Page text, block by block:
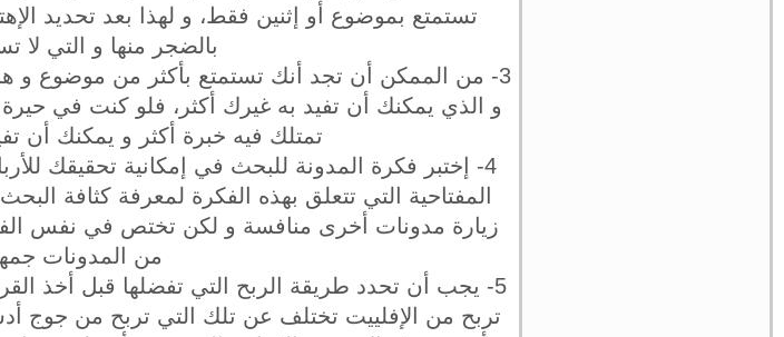
تستمتع بموضوع أو إثنين فقط، و لهذا بعد تحديد
بالضجر منها و التي لا
3- من الممكن أن تجد أنك تستمتع بأكثر من موضوع و
و الذي يمكنك أن تفيد به غيرك أكثر، فلو كنت في
تمتلك فيه خبرة أكثر و يمكنك أن
4- إختبر فكرة المدونة للبحث في إمكانية تحقيقك
المفتاحية التي تتعلق بهذه الفكرة لمعرفة كثافة
زيارة مدونات أخرى منافسة و لكن تختص في نفس
من المدونات
5- يجب أن تحدد طريقة الربح التي تفضلها قبل أخذ
تربح من الإفلييت تختلف عن تلك التي تربح من جوج